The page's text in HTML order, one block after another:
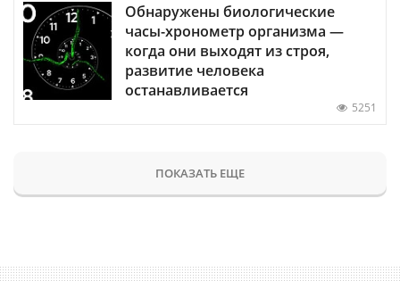
Обнаружены биологические
часы-хронометр организма —
когда они выходят из строя,
развитие человека
останавливается
5251
ПОКАЗАТЬ ЕЩЕ